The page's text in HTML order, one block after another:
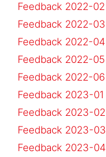
Feedback 2022-02
Feedback 2022-03
Feedback 2022-04
Feedback 2022-05
Feedback 2022-06
Feedback 2023-01
Feedback 2023-02
Feedback 2023-03
Feedback 2023-04